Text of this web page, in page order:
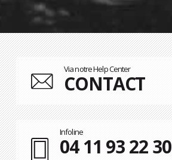
Via notre Help Center
CONTACT
Infoline
04 11 93 22 30